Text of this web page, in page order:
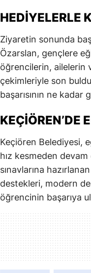
HEDIYELERLE
Ziyaretin sonunda
Özarslan, gençlere
öğrencilerin, ailelerin
çekimleriyle son
başarısının ne
KEÇIÖREN’DE
Keçiören Belediyesi,
hız kesmeden
sınavlarına
destekleri, modern
öğrencinin başarıya